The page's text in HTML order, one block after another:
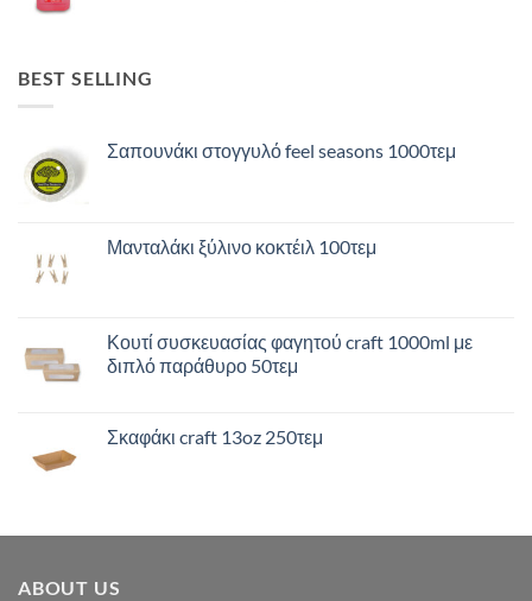
BEST SELLING
Σαπουνάκι στογγυλό feel seasons 1000τεμ
Μανταλάκι ξύλινο κοκτέιλ 100τεμ
Κουτί συσκευασίας φαγητού craft 1000ml με
διπλό παράθυρο 50τεμ
Σκαφάκι craft 13oz 250τεμ
ABOUT US